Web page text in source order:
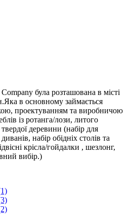
була розташована в місті
в основному займається
проектуванням та виробничою
із ротанга/лози, литого
деревини (набір для
набір обідніх столів та
крісла/гойдалки , шезлонг,
вибір.)